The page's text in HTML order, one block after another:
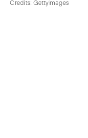
Credits: Gettyimages